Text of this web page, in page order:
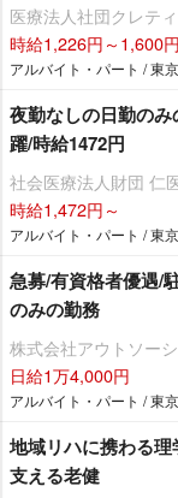
医療法人社団クレテ
時給1,226円～1,600円
アルバイト・パート / 東
夜勤なしの日勤の
躍/時給1472円
社会医療法人財団 仁
時給1,472円～
アルバイト・パート / 東
急募/有資格者優遇/
のみの勤務
株式会社アウトソー
日給1万4,000円
アルバイト・パート / 東
地域リハに携わる
支える老健